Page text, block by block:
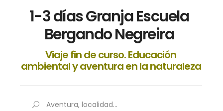
1-3 días Granja Escuela
Bergando Negreira
Viaje fin de curso. Educación
ambiental y aventura en la naturaleza